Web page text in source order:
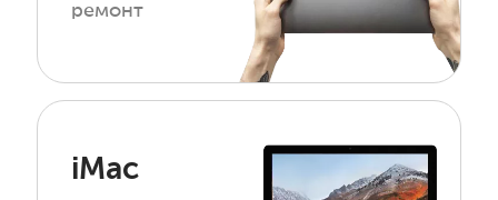
ремонт
iMac